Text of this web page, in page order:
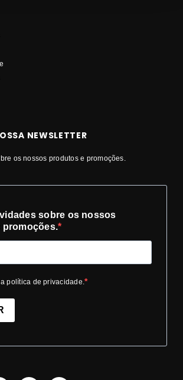
NEWSLETTER
os nossos produtos e promoções.
sobre os nossos
promoções.
política de privacidade.